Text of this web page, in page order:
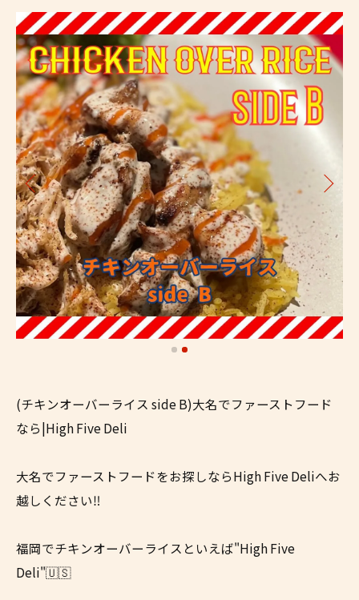
(チキンオーバーライス side B)大名でファーストフード
なら|High Five Deli
大名でファーストフードをお探しならHigh Five Deliへお
越しください‼
福岡でチキンオーバーライスといえば"High Five
Deli"🇺🇸